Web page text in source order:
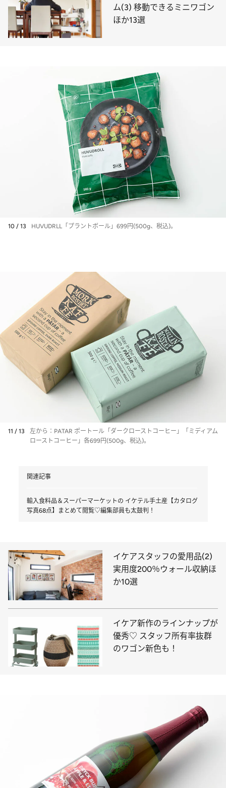
ム(3) 移動できるミニワゴン
ほか13選
10 / 13 HUVUDRLL「プラントボール」699円(500g、税込)。
11 / 13
左から：PATAR ポートール「ダークローストコーヒー」「ミディアム
ローストコーヒー」各699円(500g、税込)。
関連記事
輸入食料品＆スーパーマーケットの イケテル手土産【カタログ
写真68点】まとめて閲覧♡編集部員も太鼓判！
イケアスタッフの愛用品(2)
実用度200％ウォール収納ほ
か10選
イケア新作のラインナップが
優秀♡ スタッフ所有率抜群
のワゴン新色も！